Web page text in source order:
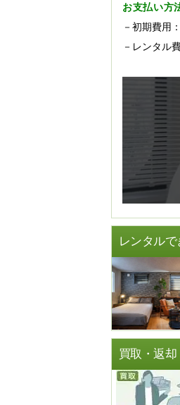
お支払い方
－初期費用
－レンタル
レンタル
買取・返